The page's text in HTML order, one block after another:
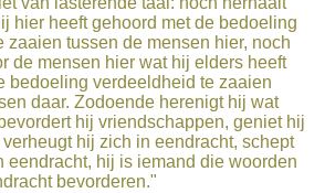
hier heeft gehoord met de bedoeling
zaaien tussen de mensen hier, noch
de mensen hier wat hij elders heeft
bedoeling verdeeldheid te zaaien
daar. Zodoende herenigt hij wat
hij vriendschappen, geniet hij
hij zich in eendracht, schept
eendracht, hij is iemand die woorden
bevorderen."